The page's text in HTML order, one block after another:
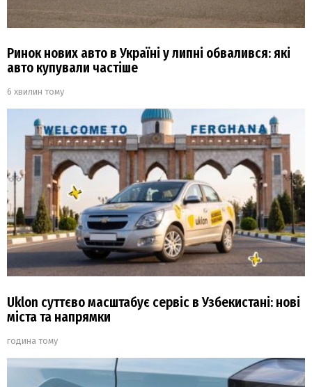
Ринок нових авто в Україні у липні обвалився: які
авто купували частіше
6 хвилин тому
Uklon суттєво масштабує сервіс в Узбекистані: нові
міста та напрямки
година тому